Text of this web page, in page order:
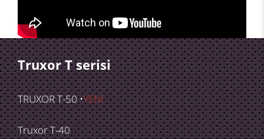
Truxor T serisi
TRUXOR T-50 •YENİ
Truxor T-40